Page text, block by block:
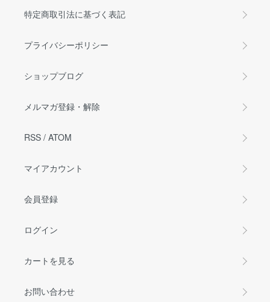
特定商取引法に基づく表記
プライバシーポリシー
ショップブログ
メルマガ登録・解除
RSS / ATOM
マイアカウント
会員登録
ログイン
カートを見る
お問い合わせ